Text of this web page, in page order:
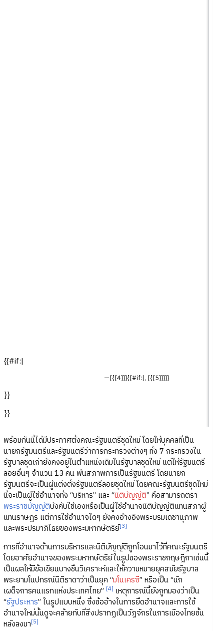
{{#if:|
—{{{4}}}{{#if:|, {{{5}}}}}
}}
}}
พร้อมกันนี้ได้มีประกาศตั้งคณะรัฐมนตรีชุดใหม่ โดยให้บุคคลที่เป็น
นายกรัฐมนตรีและรัฐมนตรีว่าการกระทรวงต่างๆ ทั้ง 7 กระทรวงใน
รัฐบาลชุดเก่ายังคงอยู่ในตำแหน่งเดิมในรัฐบาลชุดใหม่ แต่ให้รัฐมนตรี
ลอยอื่นๆ จำนวน 13 คน พ้นสภาพการเป็นรัฐมนตรี โดยนายก
รัฐมนตรีจะเป็นผู้แต่งตั้งรัฐมนตรีลอยชุดใหม่ โดยคณะรัฐมนตรีชุดใหม่
นี้จะเป็นผู้ใช้อำนาจทั้ง “บริหาร” และ “นิติบัญญัติ” คือสามารถตรา
พระราชบัญญัติบังคับใช้เองหรือเป็นผู้ใช้อำนาจนิติบัญญัติแทนสภาผู้
แทนราษฎร แต่การใช้อำนาจใดๆ ยังคงอ้างอิงพระบรมเดชานุภาพ
และพระปรมาภิไธยของพระมหากษัตริย์[3]
การที่อำนาจด้านการบริหารและนิติบัญญัติถูกโอนมาไว้ที่คณะรัฐมนตรี
โดยอาศัยอำนาจของพระมหากษัตริย์ในรูปของพระราชกฤษฎีกาเช่นนี้
เป็นผลให้มีข้อเขียนบางชิ้นวิเคราะห์และให้ความหมายยุคสมัยรัฐบาล
พระยามโนปกรณ์นิติธาดาว่าเป็นยุค “มโนเครซี” หรือเป็น “นัก
เผด็จการคนแรกแห่งประเทศไทย” [4] เหตุการณ์นี้ยังถูกมองว่าเป็น
“รัฐประหาร” ในรูปแบบหนึ่ง ซึ่งข้ออ้างในการยึดอำนาจและการใช้
อำนาจใหม่นั้นดูจะคล้ายกับที่สิ่งปรากฏเป็นวัฏจักรในการเมืองไทยชั้น
หลังลงมา[5]